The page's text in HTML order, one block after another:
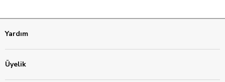
Yardım
Üyelik